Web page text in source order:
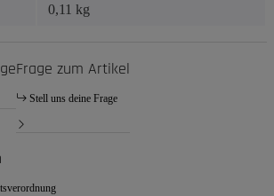
0,11 kg
Frage zum Artikel
Stell uns deine Frage